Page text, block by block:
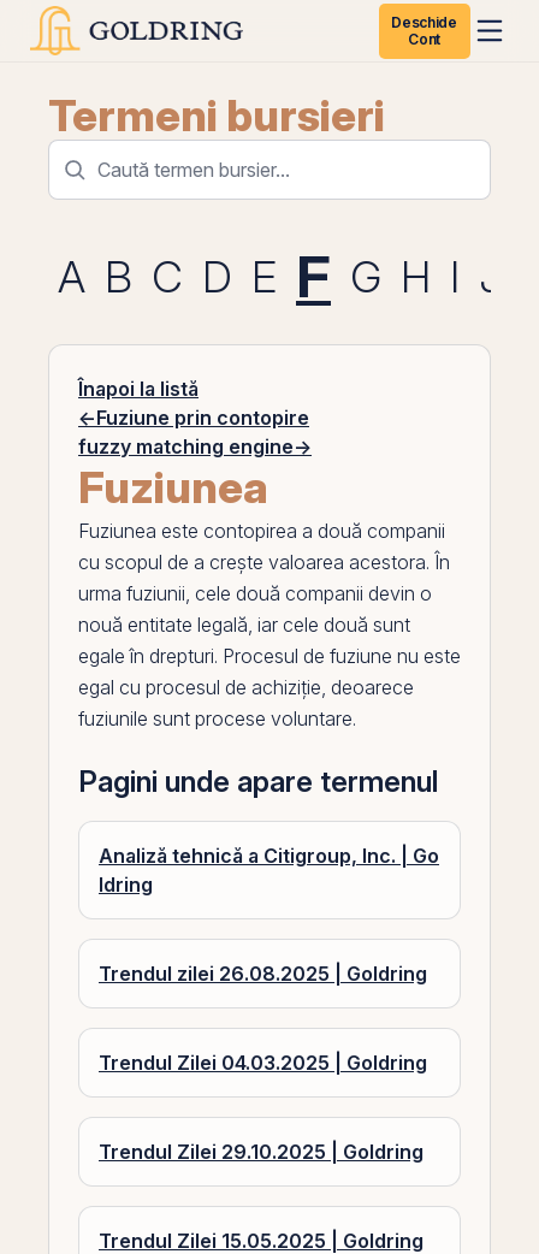
Deschide
Cont
Termeni bursieri
A B C D E F G H I J
Înapoi la listă
←Fuziune prin contopire
fuzzy matching engine→
Fuziunea
Fuziunea este contopirea a două companii
cu scopul de a crește valoarea acestora. În
urma fuziunii, cele două companii devin o
nouă entitate legală, iar cele două sunt
egale în drepturi. Procesul de fuziune nu este
egal cu procesul de achiziție, deoarece
fuziunile sunt procese voluntare.
Pagini unde apare termenul
Analiză tehnică a Citigroup, Inc. | Go
ldring
Trendul zilei 26.08.2025 | Goldring
Trendul Zilei 04.03.2025 | Goldring
Trendul Zilei 29.10.2025 | Goldring
Trendul Zilei 15.05.2025 | Goldring